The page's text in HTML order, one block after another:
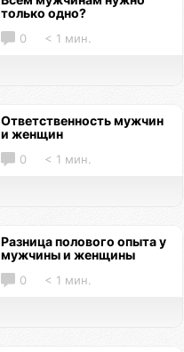
только одно?
0 < 1 мин.
Ответственность мужчин
и женщин
0 < 1 мин.
Разница полового опыта у
мужчины и женщины
0 < 1 мин.